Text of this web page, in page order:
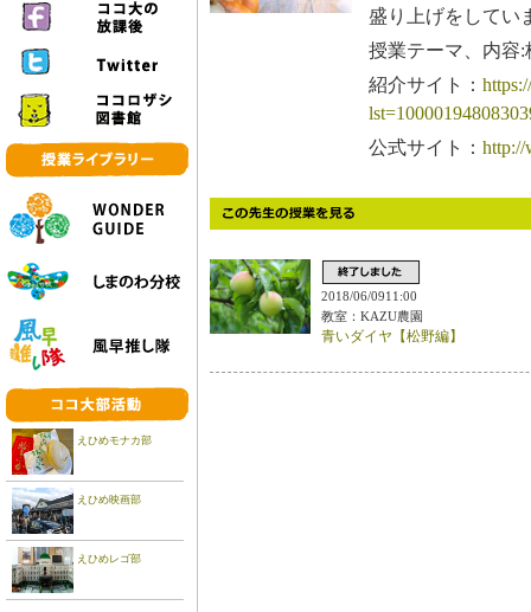
えひめモナカ部
えひめ映画部
えひめレゴ部
盛り上げをしてい
授業テーマ、内容:
紹介サイト：
公式サイト： http://
2018/06/0911:00
教室：KAZU農園
青いダイヤ【松野編】